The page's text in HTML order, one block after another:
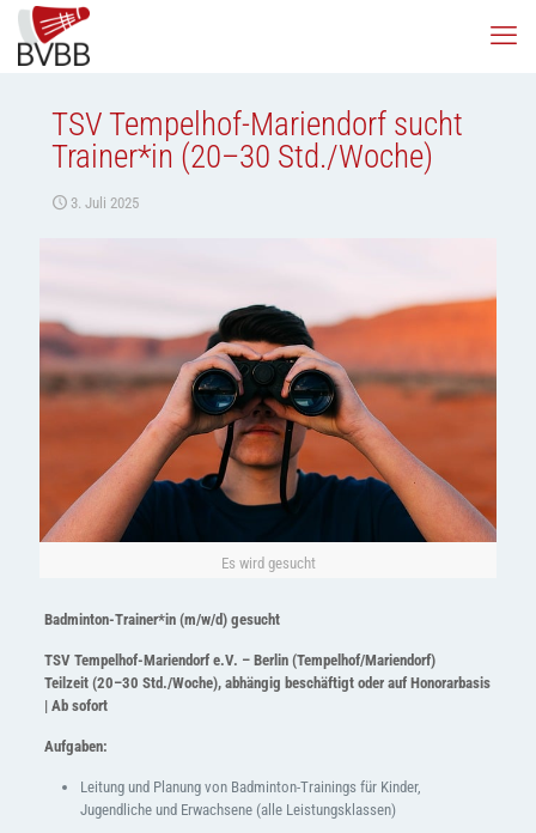
TSV Tempelhof-Mariendorf sucht
Trainer*in (20–30 Std./Woche)
3. Juli 2025
Es wird gesucht
Badminton-Trainer*in (m/w/d) gesucht
TSV Tempelhof-Mariendorf e.V. – Berlin (Tempelhof/Mariendorf)
Teilzeit (20–30 Std./Woche), abhängig beschäftigt oder auf Honorarbasis
| Ab sofort
Aufgaben:
Leitung und Planung von Badminton-Trainings für Kinder,
Jugendliche und Erwachsene (alle Leistungsklassen)